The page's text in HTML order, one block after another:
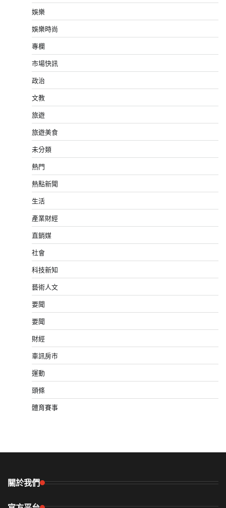
娛樂
娛樂時尚
專欄
市場快訊
政治
文教
旅遊
旅遊美食
未分類
熱門
熱點新聞
生活
產業財經
直銷媒
社會
科技新知
藝術人文
要聞
要聞
財經
車訊房市
運動
頭條
體育賽事
關於我們